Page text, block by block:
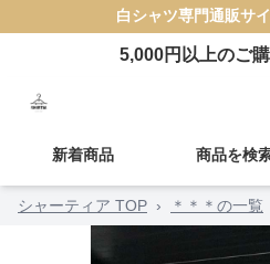
白シャツ専門通販サ
5,000円以上のご
新着商品 商品を検
シャーティア TOP › ＊＊＊の一覧